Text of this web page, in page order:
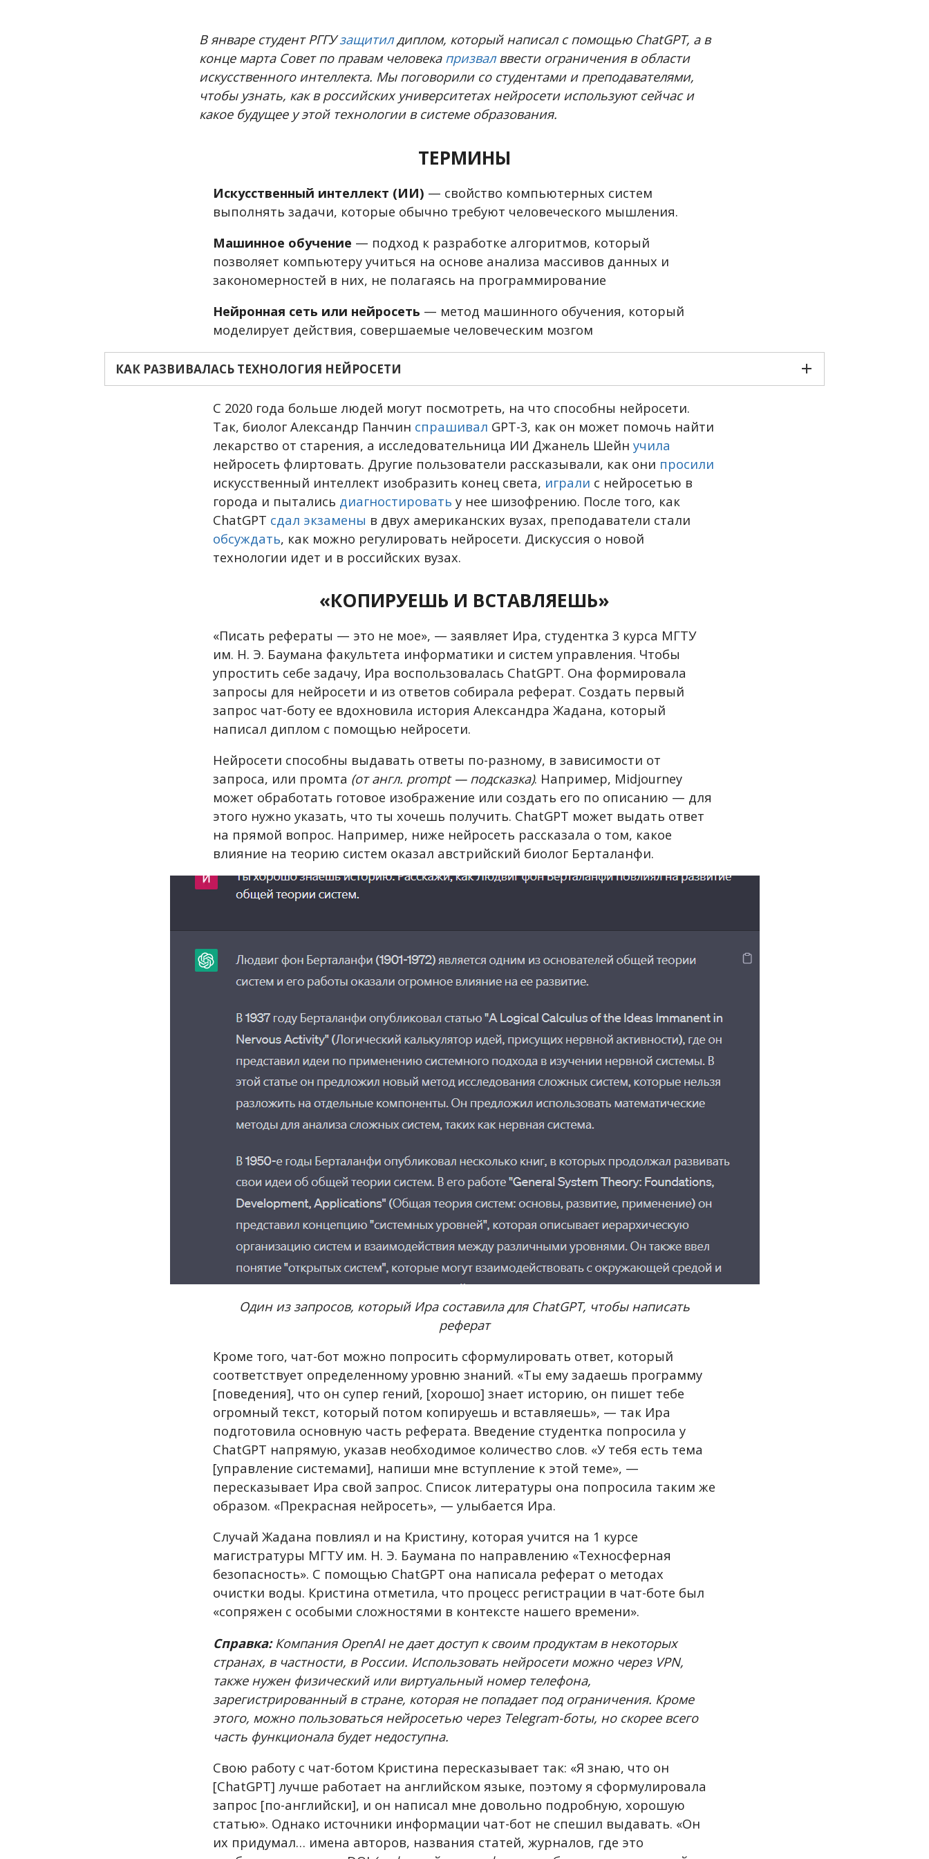
В январе студент РГГУзащитилдиплом, который написал с помощью ChatGPT, а в
конце марта Совет по правам человека призвалввести ограничения в области
искусственного интеллекта. Мы поговорили со студентами и преподавателями,
чтобы узнать, как в российских университетах нейросети используют сейчас и
какое будущее у этой технологии в системе образования.
ТЕРМИНЫ
Искусственный интеллект (ИИ) — свойство компьютерных систем
выполнять задачи, которые обычно требуют человеческого мышления.
Машинное обучение — подход к разработке алгоритмов, который
позволяет компьютеру учиться на основе анализа массивов данных и
закономерностей в них, не полагаясь на программирование
Нейронная сеть или нейросеть — метод машинного обучения, который
моделирует действия, совершаемые человеческим мозгом
КАК РАЗВИВАЛАСЬ ТЕХНОЛОГИЯ НЕЙРОСЕТИ
С 2020 года больше людей могут посмотреть, на что способны нейросети.
Так, биолог Александр Панчин спрашивал GPT-3, как он может помочь найти
лекарство от старения, а исследовательница ИИ Джанель Шейн учила
нейросеть флиртовать. Другие пользователи рассказывали, как они просили
искусственный интеллект изобразить конец света, играли с нейросетью в
города и пытались диагностировать у нее шизофрению. После того, как
ChatGPT сдал экзамены в двух американских вузах, преподаватели стали
обсуждать, как можно регулировать нейросети. Дискуссия о новой
технологии идет и в российских вузах.
«КОПИРУЕШЬ И ВСТАВЛЯЕШЬ»
«Писать рефераты — это не мое», — заявляет Ира, студентка 3 курса МГТУ
им. Н. Э. Баумана факультета информатики и систем управления. Чтобы
упростить себе задачу, Ира воспользовалась ChatGPT. Она формировала
запросы для нейросети и из ответов собирала реферат. Создать первый
запрос чат-боту ее вдохновила история Александра Жадана, который
написал диплом с помощью нейросети.
Нейросети способны выдавать ответы по-разному, в зависимости от
запроса, или промта (от англ. prompt — подсказка). Например, Midjourney
может обработать готовое изображение или создать его по описанию — для
этого нужно указать, что ты хочешь получить. ChatGPT может выдать ответ
на прямой вопрос. Например, ниже нейросеть рассказала о том, какое
влияние на теорию систем оказал австрийский биолог Берталанфи.
Один из запросов, который Ира составила для ChatGPT, чтобы написать
реферат
Кроме того, чат-бот можно попросить сформулировать ответ, который
соответствует определенному уровню знаний. «Ты ему задаешь программу
[поведения], что он супер гений, [хорошо] знает историю, он пишет тебе
огромный текст, который потом копируешь и вставляешь», — так Ира
подготовила основную часть реферата. Введение студентка попросила у
ChatGPT напрямую, указав необходимое количество слов. «У тебя есть тема
[управление системами], напиши мне вступление к этой теме», —
пересказывает Ира свой запрос. Список литературы она попросила таким же
образом. «Прекрасная нейросеть», — улыбается Ира.
Случай Жадана повлиял и на Кристину, которая учится на 1 курсе
магистратуры МГТУ им. Н. Э. Баумана по направлению «Техносферная
безопасность». С помощью ChatGPT она написала реферат о методах
очистки воды. Кристина отметила, что процесс регистрации в чат-боте был
«сопряжен с особыми сложностями в контексте нашего времени».
Справка:Компания OpenAI не дает доступ к своим продуктам в некоторых
странах, в частности, в России. Использовать нейросети можно через VPN,
также нужен физический или виртуальный номер телефона,
зарегистрированный в стране, которая не попадает под ограничения. Кроме
этого, можно пользоваться нейросетью через Telegram-боты, но скорее всего
часть функционала будет недоступна.
Свою работу с чат-ботом Кристина пересказывает так: «Я знаю, что он
[ChatGPT] лучше работает на английском языке, поэтому я сформулировала
запрос [по-английски], и он написал мне довольно подробную, хорошую
статью». Однако источники информации чат-бот не спешил выдавать. «Он
их придумал… имена авторов, названия статей, журналов, где это